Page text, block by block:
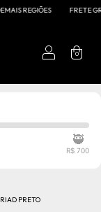
FRETE GRÁTIS PARA
0
🥷
R$ 700
PRETO